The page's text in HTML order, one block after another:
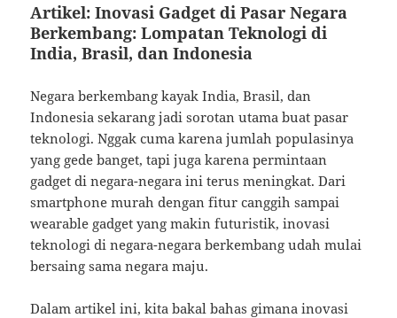
Artikel: Inovasi Gadget di Pasar Negara
Berkembang: Lompatan Teknologi di
India, Brasil, dan Indonesia
Negara berkembang kayak India, Brasil, dan
Indonesia sekarang jadi sorotan utama buat pasar
teknologi. Nggak cuma karena jumlah populasinya
yang gede banget, tapi juga karena permintaan
gadget di negara-negara ini terus meningkat. Dari
smartphone murah dengan fitur canggih sampai
wearable gadget yang makin futuristik, inovasi
teknologi di negara-negara berkembang udah mulai
bersaing sama negara maju.
Dalam artikel ini, kita bakal bahas gimana inovasi